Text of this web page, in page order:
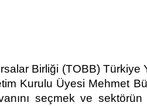
Birliği (TOBB) Türkiye
Kurulu Üyesi Mehmet
seçmek ve